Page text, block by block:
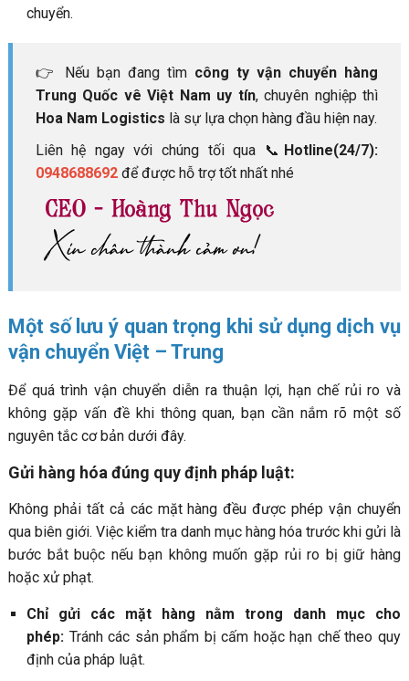
chuyển.
👉 Nếu bạn đang tìm công ty vận chuyển hàng
Trung Quốc vê Việt Nam uy tín, chuyên nghiệp thì
Hoa Nam Logistics là sự lựa chọn hàng đầu hiện nay.
Liên hệ ngay với chúng tối qua 📞 Hotline(24/7):
0948688692để được hỗ trợ tốt nhất nhé
Một số lưu ý quan trọng khi sử dụng dịch vụ
vận chuyển Việt – Trung
Để quá trình vận chuyển diễn ra thuận lợi, hạn chế rủi ro và
không gặp vấn đề khi thông quan, bạn cần nắm rõ một số
nguyên tắc cơ bản dưới đây.
Gửi hàng hóa đúng quy định pháp luật:
Không phải tất cả các mặt hàng đều được phép vận chuyển
qua biên giới. Việc kiểm tra danh mục hàng hóa trước khi gửi là
bước bắt buộc nếu bạn không muốn gặp rủi ro bị giữ hàng
hoặc xử phạt.
Chỉ gửi các mặt hàng nằm trong danh mục cho
phép:Tránh các sản phẩm bị cấm hoặc hạn chế theo quy
định của pháp luật.